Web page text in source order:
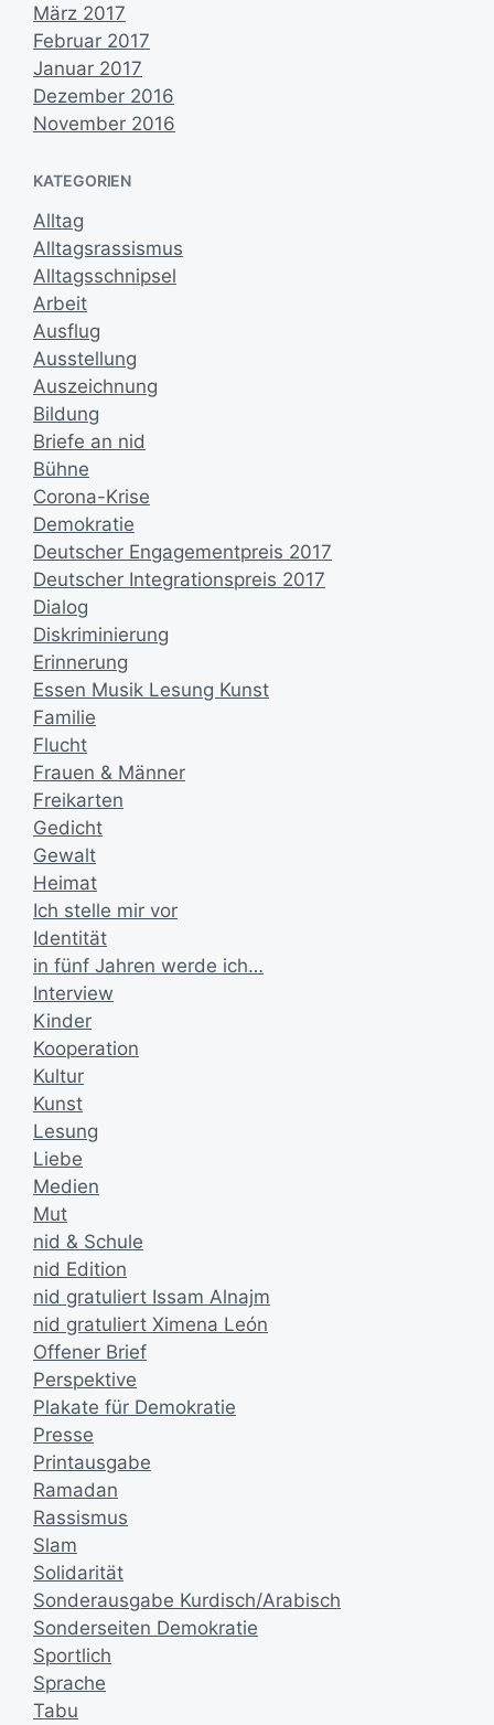
März 2017
Februar 2017
Januar 2017
Dezember 2016
November 2016
KATEGORIEN
Alltag
Alltagsrassismus
Alltagsschnipsel
Arbeit
Ausflug
Ausstellung
Auszeichnung
Bildung
Briefe an nid
Bühne
Corona-Krise
Demokratie
Deutscher Engagementpreis 2017
Deutscher Integrationspreis 2017
Dialog
Diskriminierung
Erinnerung
Essen Musik Lesung Kunst
Familie
Flucht
Frauen & Männer
Freikarten
Gedicht
Gewalt
Heimat
Ich stelle mir vor
Identität
in fünf Jahren werde ich…
Interview
Kinder
Kooperation
Kultur
Kunst
Lesung
Liebe
Medien
Mut
nid & Schule
nid Edition
nid gratuliert Issam Alnajm
nid gratuliert Ximena León
Offener Brief
Perspektive
Plakate für Demokratie
Presse
Printausgabe
Ramadan
Rassismus
Slam
Solidarität
Sonderausgabe Kurdisch/Arabisch
Sonderseiten Demokratie
Sportlich
Sprache
Tabu